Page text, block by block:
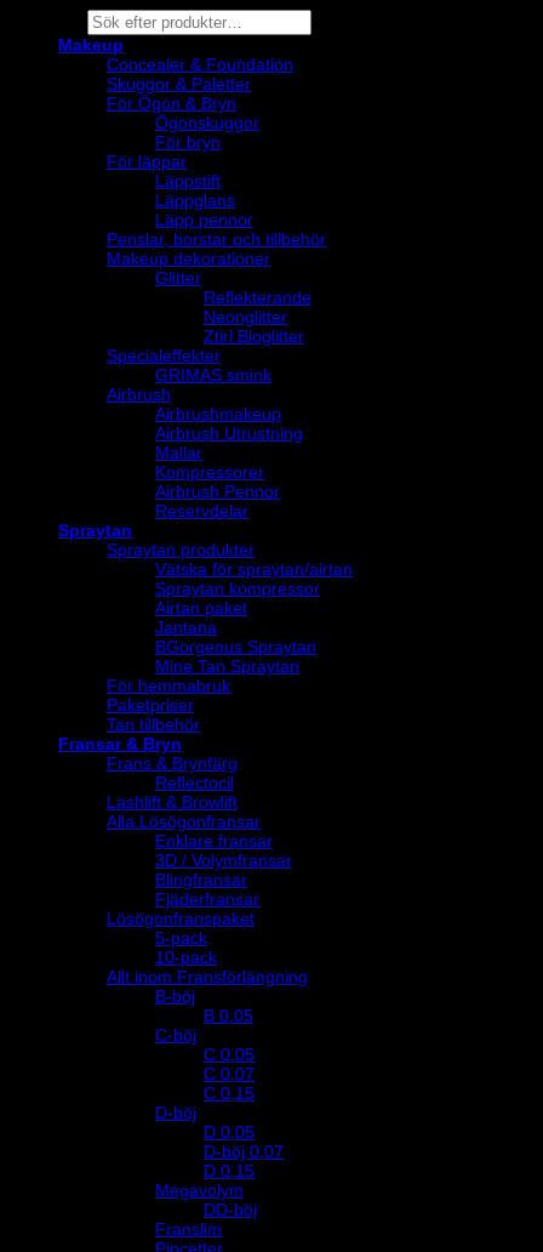
Products
search
Makeup
Concealer & Foundation
Skuggor & Paletter
För Ögon & Bryn
Ögonskuggor
För bryn
För läppar
Läppstift
Läppglans
Läpp pennor
Penslar, borstar och tillbehör
Makeup dekorationer
Glitter
Reflekterande
Neonglitter
Ztirl Bioglitter
Specialeffekter
GRIMAS smink
Airbrush
Airbrushmakeup
Airbrush Utrustning
Mallar
Kompressorer
Airbrush Pennor
Reservdelar
Spraytan
Spraytan produkter
Vätska för spraytan/airtan
Spraytan kompressor
Airtan paket
Jantana
BGorgeous Spraytan
Mine Tan Spraytan
För hemmabruk
Paketpriser
Tan tillbehör
Fransar & Bryn
Frans & Brynfärg
Reflectocil
Lashlift & Browlift
Alla Lösögonfransar
Enklare fransar
3D / Volymfransar
Blingfransar
Fjäderfransar
Lösögonfranspaket
5-pack
10-pack
Allt inom Fransförlängning
B-böj
B 0.05
C-böj
C 0,05
C 0,07
C 0,15
D-böj
D 0,05
D-böj 0,07
D 0,15
Megavolym
DD-böj
Franslim